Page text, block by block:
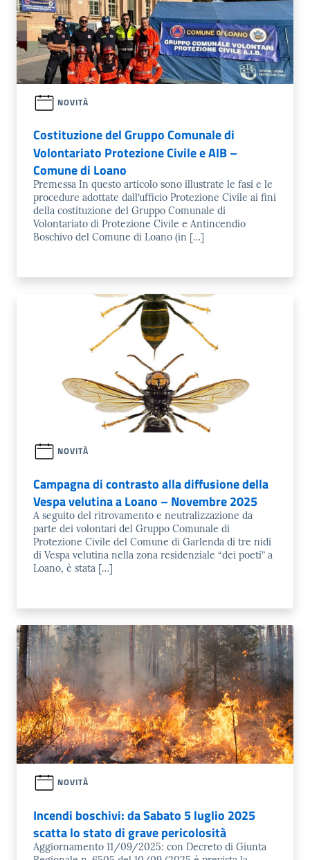
NOVITÀ
Costituzione del Gruppo Comunale di
Volontariato Protezione Civile e AIB –
Comune di Loano
Premessa In questo articolo sono illustrate le fasi e le
procedure adottate dall’ufficio Protezione Civile ai fini
della costituzione del Gruppo Comunale di
Volontariato di Protezione Civile e Antincendio
Boschivo del Comune di Loano (in […]
NOVITÀ
Campagna di contrasto alla diffusione della
Vespa velutina a Loano – Novembre 2025
A seguito del ritrovamento e neutralizzazione da
parte dei volontari del Gruppo Comunale di
Protezione Civile del Comune di Garlenda di tre nidi
di Vespa velutina nella zona residenziale “dei poeti” a
Loano, è stata […]
NOVITÀ
Incendi boschivi: da Sabato 5 luglio 2025
scatta lo stato di grave pericolosità
Aggiornamento 11/09/2025: con Decreto di Giunta